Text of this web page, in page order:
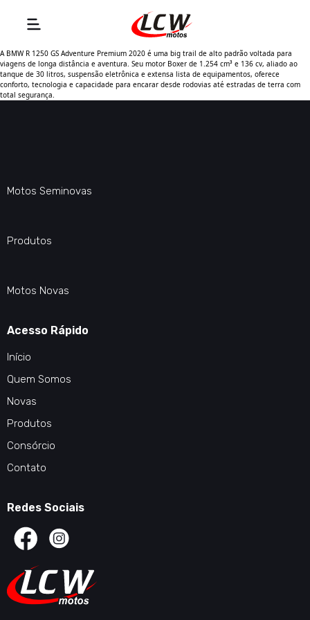
A BMW R 1250 GS Adventure Premium 2020 é uma big trail de alto padrão voltada para
viagens de longa distância e aventura. Seu motor Boxer de 1.254 cm³ e 136 cv, aliado ao
tanque de 30 litros, suspensão eletrônica e extensa lista de equipamentos, oferece
conforto, tecnologia e capacidade para encarar desde rodovias até estradas de terra com
total segurança.
Motos Seminovas
Produtos
Motos Novas
Acesso Rápido
Início
Quem Somos
Novas
Produtos
Consórcio
Contato
Redes Sociais